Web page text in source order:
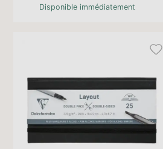
Disponible immédiatement